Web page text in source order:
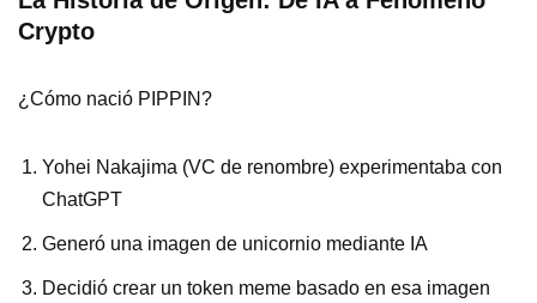
Crypto
¿Cómo nació PIPPIN?
Yohei Nakajima (VC de renombre) experimentaba con
ChatGPT
Generó una imagen de unicornio mediante IA
Decidió crear un token meme basado en esa imagen